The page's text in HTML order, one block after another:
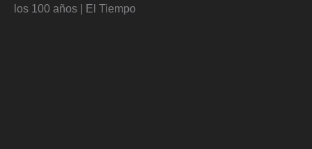
los 100 años | El Tiempo